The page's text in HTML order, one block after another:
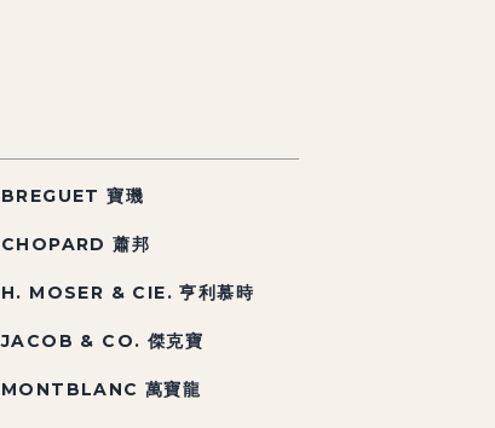
BREGUET 寶璣
CHOPARD 蕭邦
H. MOSER & CIE. 亨利慕時
JACOB & CO. 傑克寶
MONTBLANC 萬寶龍